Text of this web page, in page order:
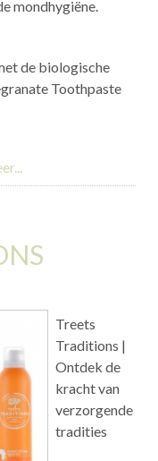
mondhygiëne.
de biologische
Toothpaste
Treets
Traditions |
Ontdek de
kracht van
verzorgende
tradities